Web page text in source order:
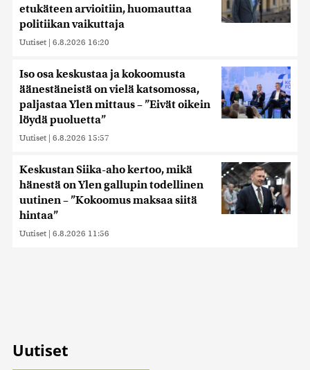
etukäteen arvioitiin, huomauttaa
politiikan vaikuttaja
Uutiset | 6.8.2026 16:20
Iso osa keskustaa ja kokoomusta
äänestäneistä on vielä katsomossa,
paljastaa Ylen mittaus – ”Eivät oikein
löydä puoluetta”
Uutiset | 6.8.2026 15:57
Keskustan Siika-aho kertoo, mikä
hänestä on Ylen gallupin todellinen
uutinen – ”Kokoomus maksaa siitä
hintaa”
Uutiset | 6.8.2026 11:56
Uutiset